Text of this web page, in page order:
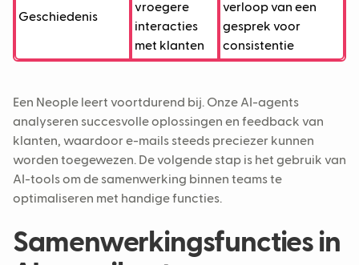
Geschiedenis
vroegere
interacties
met klanten
verloop van een
gesprek voor
consistentie
Een Neople leert voortdurend bij. Onze AI-agents
analyseren succesvolle oplossingen en feedback van
klanten, waardoor e-mails steeds preciezer kunnen
worden toegewezen. De volgende stap is het gebruik van
AI-tools om de samenwerking binnen teams te
optimaliseren met handige functies.
Samenwerkingsfuncties in